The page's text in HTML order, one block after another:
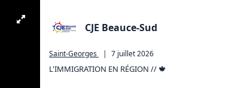
CJE Beauce-Sud
Saint-Georges | 7 juillet 2026
L'IMMIGRATION EN RÉGION // 🍁